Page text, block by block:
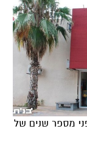
מספר שנים של